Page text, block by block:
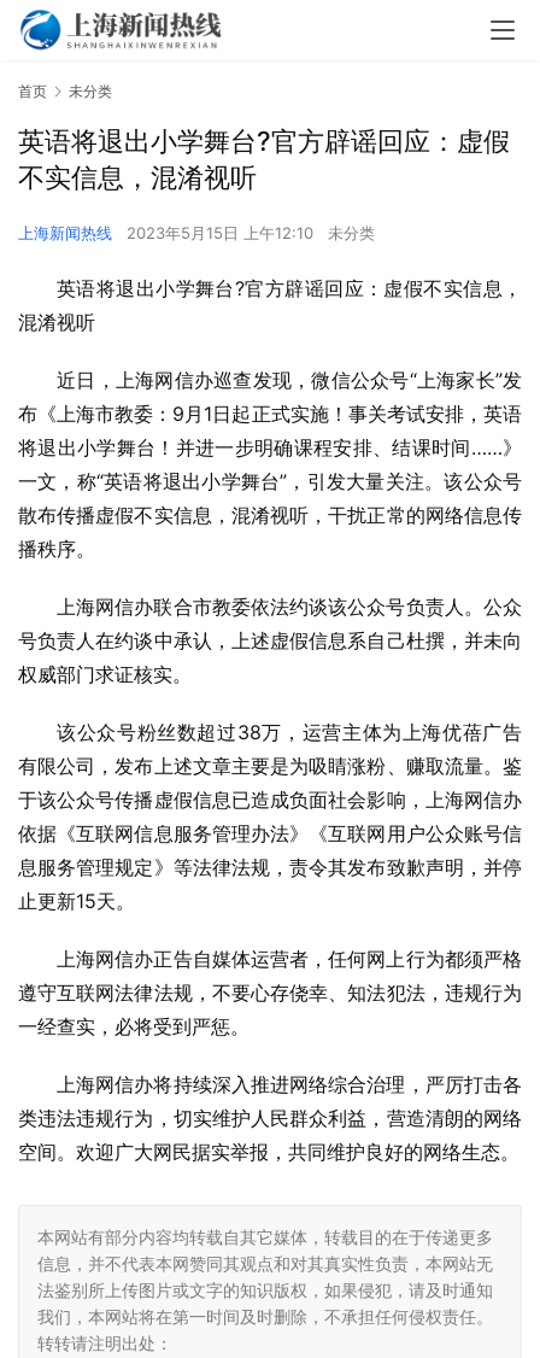
首页 未分类
英语将退出小学舞台?官方辟谣回应：虚假
不实信息，混淆视听
上海新闻热线 2023年5月15日 上午12:10 未分类
英语将退出小学舞台?官方辟谣回应：虚假不实信息，
混淆视听
近日，上海网信办巡查发现，微信公众号“上海家长”发
布《上海市教委：9月1日起正式实施！事关考试安排，英语
将退出小学舞台！并进一步明确课程安排、结课时间……》
一文，称“英语将退出小学舞台”，引发大量关注。该公众号
散布传播虚假不实信息，混淆视听，干扰正常的网络信息传
播秩序。
上海网信办联合市教委依法约谈该公众号负责人。公众
号负责人在约谈中承认，上述虚假信息系自己杜撰，并未向
权威部门求证核实。
该公众号粉丝数超过38万，运营主体为上海优蓓广告
有限公司，发布上述文章主要是为吸睛涨粉、赚取流量。鉴
于该公众号传播虚假信息已造成负面社会影响，上海网信办
依据《互联网信息服务管理办法》《互联网用户公众账号信
息服务管理规定》等法律法规，责令其发布致歉声明，并停
止更新15天。
上海网信办正告自媒体运营者，任何网上行为都须严格
遵守互联网法律法规，不要心存侥幸、知法犯法，违规行为
一经查实，必将受到严惩。
上海网信办将持续深入推进网络综合治理，严厉打击各
类违法违规行为，切实维护人民群众利益，营造清朗的网络
空间。欢迎广大网民据实举报，共同维护良好的网络生态。
本网站有部分内容均转载自其它媒体，转载目的在于传递更多
信息，并不代表本网赞同其观点和对其真实性负责，本网站无
法鉴别所上传图片或文字的知识版权，如果侵犯，请及时通知
我们，本网站将在第一时间及时删除，不承担任何侵权责任。
转转请注明出处：